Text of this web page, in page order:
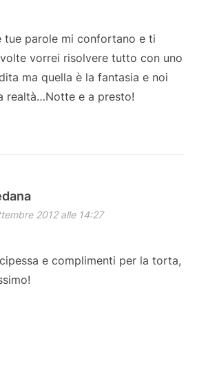
tue parole mi confortano e ti
vorrei risolvere tutto con uno
ma quella è la fantasia e noi
realtà…Notte e a presto!
2012 alle 14:27
e complimenti per la torta,